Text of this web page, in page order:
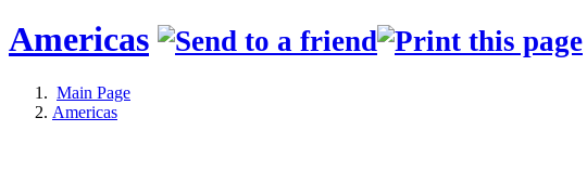
Americas
Main Page
Americas